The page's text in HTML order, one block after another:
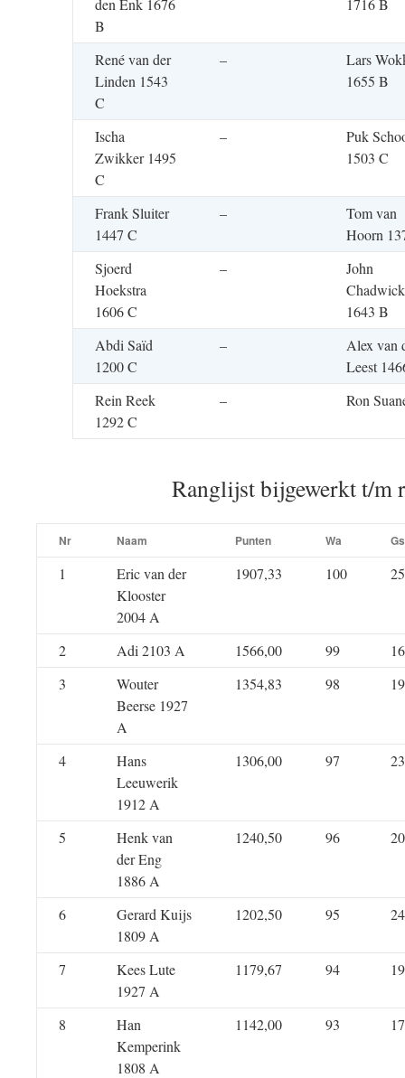
den Enk 1676
B
1716 B
René van der
Linden 1543
C
–
Lars
1655 B
Ischa
Zwikker 1495
C
–
Puk
1503 C
Frank Sluiter
1447 C
–
Tom van
Hoorn
Sjoerd
Hoekstra
1606 C
–
John
Chadwick
1643 B
Abdi Saïd
1200 C
–
Alex van
Leest
Rein Reek
1292 C
– Ron
Ranglijst bijgewerkt t/m
Nr Naam Punten Wa
1
Eric van der
Klooster
2004 A
1907,33 100 25
2 Adi 2103 A 1566,00 99
16
3
Wouter
Beerse 1927
A
1354,83 98 19
4
Hans
Leeuwerik
1912 A
1306,00 97 23
5
Henk van
der Eng
1886 A
1240,50 96 20
6
Gerard Kuijs
1809 A
1202,50 95 24
7
Kees Lute
1927 A
1179,67 94 19
8
Han
Kemperink
1808 A
1142,00 93 17